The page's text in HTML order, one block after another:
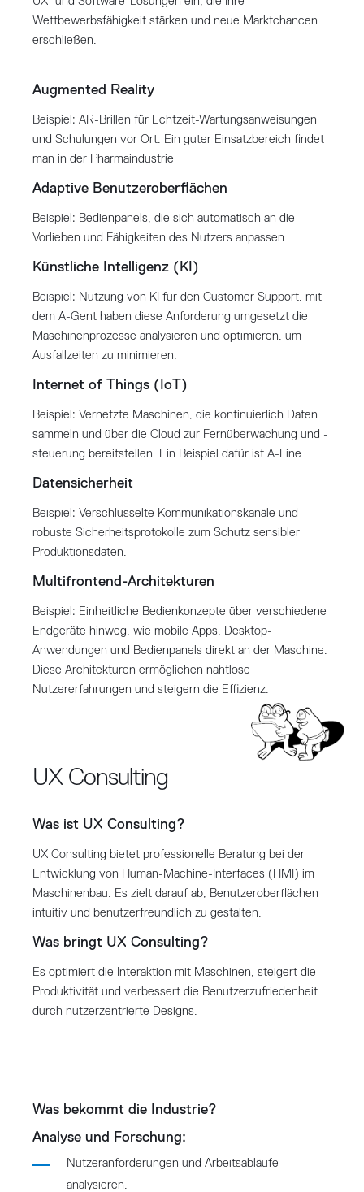
Wettbewerbsfähigkeit stärken und neue Marktchancen
erschließen.
Augmented Reality
Beispiel: AR-Brillen für Echtzeit-Wartungsanweisungen
und Schulungen vor Ort. Ein guter Einsatzbereich findet
man in der Pharmaindustrie
Adaptive Benutzeroberflächen
Beispiel: Bedienpanels, die sich automatisch an die
Vorlieben und Fähigkeiten des Nutzers anpassen.
Künstliche Intelligenz (KI)
Beispiel: Nutzung von KI für den Customer Support, mit
dem A-Gent haben diese Anforderung umgesetzt die
Maschinenprozesse analysieren und optimieren, um
Ausfallzeiten zu minimieren.
Internet of Things (IoT)
Beispiel: Vernetzte Maschinen, die kontinuierlich Daten
sammeln und über die Cloud zur Fernüberwachung und -
steuerung bereitstellen. Ein Beispiel dafür ist A-Line
Datensicherheit
Beispiel: Verschlüsselte Kommunikationskanäle und
robuste Sicherheitsprotokolle zum Schutz sensibler
Produktionsdaten.
Multifrontend-Architekturen
Beispiel: Einheitliche Bedienkonzepte über verschiedene
Endgeräte hinweg, wie mobile Apps, Desktop-
Anwendungen und Bedienpanels direkt an der Maschine.
Diese Architekturen ermöglichen nahtlose
Nutzererfahrungen und steigern die Effizienz.
UX Consulting
Was ist UX Consulting?
UX Consulting bietet professionelle Beratung bei der
Entwicklung von Human-Machine-Interfaces (HMI) im
Maschinenbau. Es zielt darauf ab, Benutzeroberflächen
intuitiv und benutzerfreundlich zu gestalten.
Was bringt UX Consulting?
Es optimiert die Interaktion mit Maschinen, steigert die
Produktivität und verbessert die Benutzerzufriedenheit
durch nutzerzentrierte Designs.
Was bekommt die Industrie?
Analyse und Forschung:
Nutzeranforderungen und Arbeitsabläufe
analysieren.